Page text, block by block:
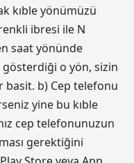
kıble yönümüzü
renkli ibresi ile N
saat yönünde
gösterdiği o yön, sizin
basit. b) Cep telefonu
yine bu kıble
cep telefonunuzun
gerektiğini